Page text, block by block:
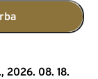
2026. 08. 18.